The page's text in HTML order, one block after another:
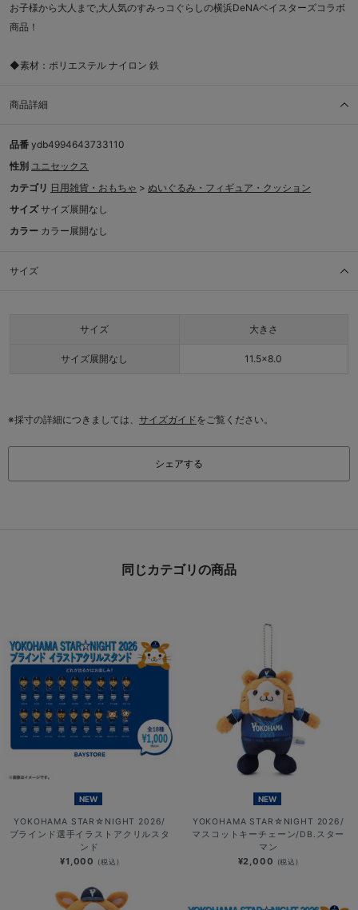
お子様から大人まで,大人気のすみっコぐらしの横浜DeNAベイスターズコラボ
商品！
◆素材：ポリエステル ナイロン 鉄
商品詳細
品番 ydb4994643733110
性別 ユニセックス
カテゴリ 日用雑貨・おもちゃ > ぬいぐるみ・フィギュア・クッション
サイズ サイズ展開なし
カラー カラー展開なし
サイズ
サイズ 大きさ
サイズ展開なし 11.5×8.0
※採寸の詳細につきましては、 サイズガイドをご覧ください。
シェアする
同じカテゴリの商品
NEW
YOKOHAMA STAR☆NIGHT 2026/
ブラインド選手イラストアクリルスタ
ンド
¥1,000 (税込)
NEW
YOKOHAMA STAR☆NIGHT 2026/
マスコットキーチェーン/DB.スター
マン
¥2,000 (税込)